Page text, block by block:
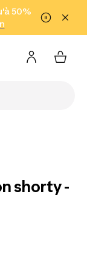
Aller au pied de
50%
shorty -